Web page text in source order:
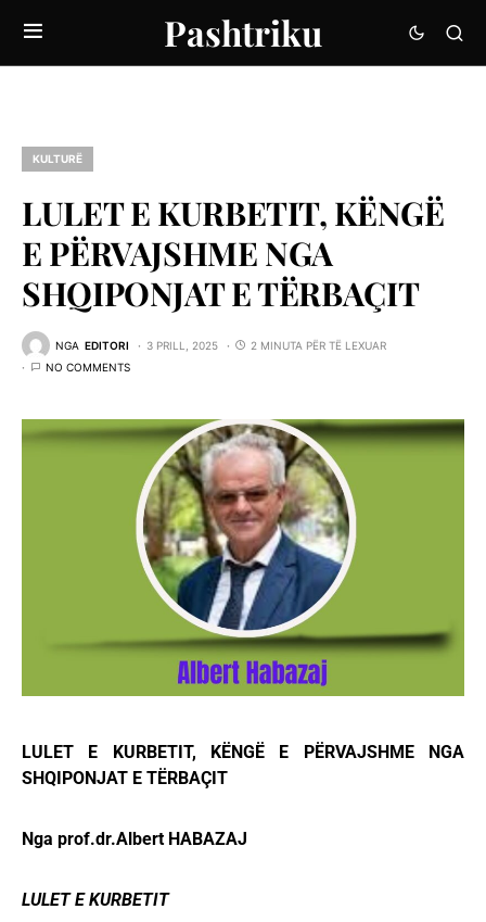
Pashtriku
KULTURË
LULET E KURBETIT, KËNGË
E PËRVAJSHME NGA
SHQIPONJAT E TËRBAÇIT
NGA EDITORI 3 PRILL, 2025
2 MINUTA PËR TË LEXUAR
NO COMMENTS
LULET E KURBETIT, KËNGË E PËRVAJSHME NGA
SHQIPONJAT E TËRBAÇIT
Nga prof.dr.Albert HABAZAJ
LULET E KURBETIT